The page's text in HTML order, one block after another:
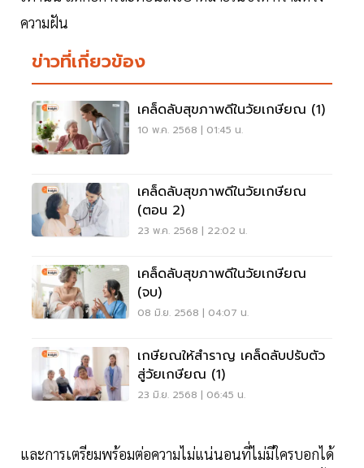
ความฝัน
ข่าวที่เกี่ยวข้อง
เคล็ดลับสุขภาพดีในวัยเกษียณ (1)
10 พ.ค. 2568 | 01:45 น.
เคล็ดลับสุขภาพดีในวัยเกษียณ
(ตอน 2)
23 พ.ค. 2568 | 22:02 น.
เคล็ดลับสุขภาพดีในวัยเกษียณ
(จบ)
08 มิ.ย. 2568 | 04:07 น.
เกษียณให้สำราญ เคล็ดลับปรับตัว
สู่วัยเกษียณ (1)
23 มิ.ย. 2568 | 06:45 น.
และการเตรียมพร้อมต่อความไม่แน่นอนที่ไม่มีใครบอกได้